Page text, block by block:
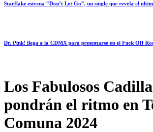
Starflake estrena “Don’t Let Go”, un single que revela el
Dr. Pink! llega a la CDMX para presentarse en el Fuck Off
Los Fabulosos
pondrán el ritmo en
Comuna 2024